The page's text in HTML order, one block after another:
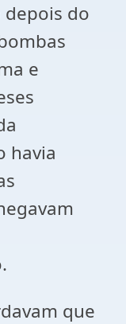
depois do
e
havia
que